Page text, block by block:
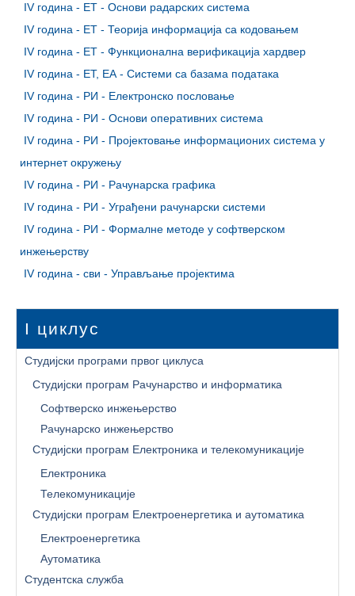
IV година - ЕТ - Основи радарских система
IV година - ЕТ - Теорија информација са кодовањем
IV година - ЕТ - Функционална верификација хардвер
IV година - ЕТ, ЕА - Системи са базама података
IV година - РИ - Електронско пословање
IV година - РИ - Основи оперативних система
IV година - РИ - Пројектовање информационих система у
интернет окружењу
IV година - РИ - Рачунарска графика
IV година - РИ - Уграђени рачунарски системи
IV година - РИ - Формалне методе у софтверском
инжењерству
IV година - сви - Управљање пројектима
I циклус
Студијски програми првог циклуса
Студијски програм Рачунарство и информатика
Софтверско инжењерство
Рачунарско инжењерство
Студијски програм Електроника и телекомуникације
Електроника
Телекомуникације
Студијски програм Електроенергетика и аутоматика
Електроенергетика
Аутоматика
Студентска служба